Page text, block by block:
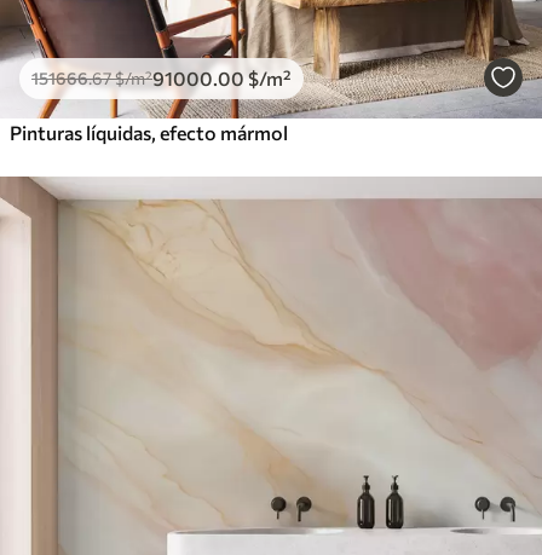
151666.67$/m²91000 .00 $/m²
Pinturas líquidas, efecto mármol